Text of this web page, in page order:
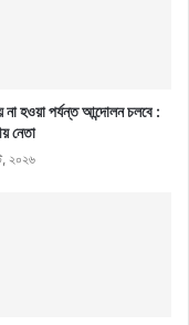
না হওয়া পর্যন্ত আন্দোলন চলবে :
নেতা
২০২৬